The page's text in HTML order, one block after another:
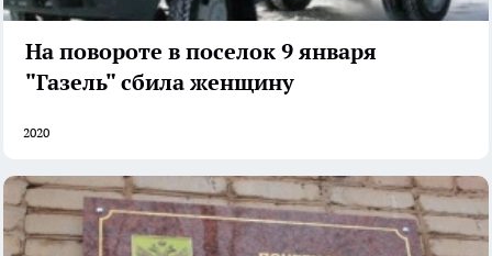
На повороте в поселок 9 января
"Газель" сбила женщину
2020